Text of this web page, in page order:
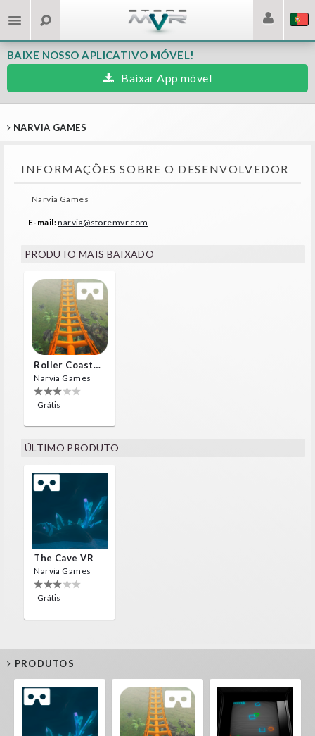
BAIXE NOSSO APLICATIVO MÓVEL!
Baixar App móvel
NARVIA GAMES
INFORMAÇÕES SOBRE O DESENVOLVEDOR
Narvia Games
E-mail:narvia@storemvr.com
PRODUTO MAIS BAIXADO
Roller Coaster VR
Narvia Games
Grátis
ÚLTIMO PRODUTO
The Cave VR
Narvia Games
Grátis
PRODUTOS